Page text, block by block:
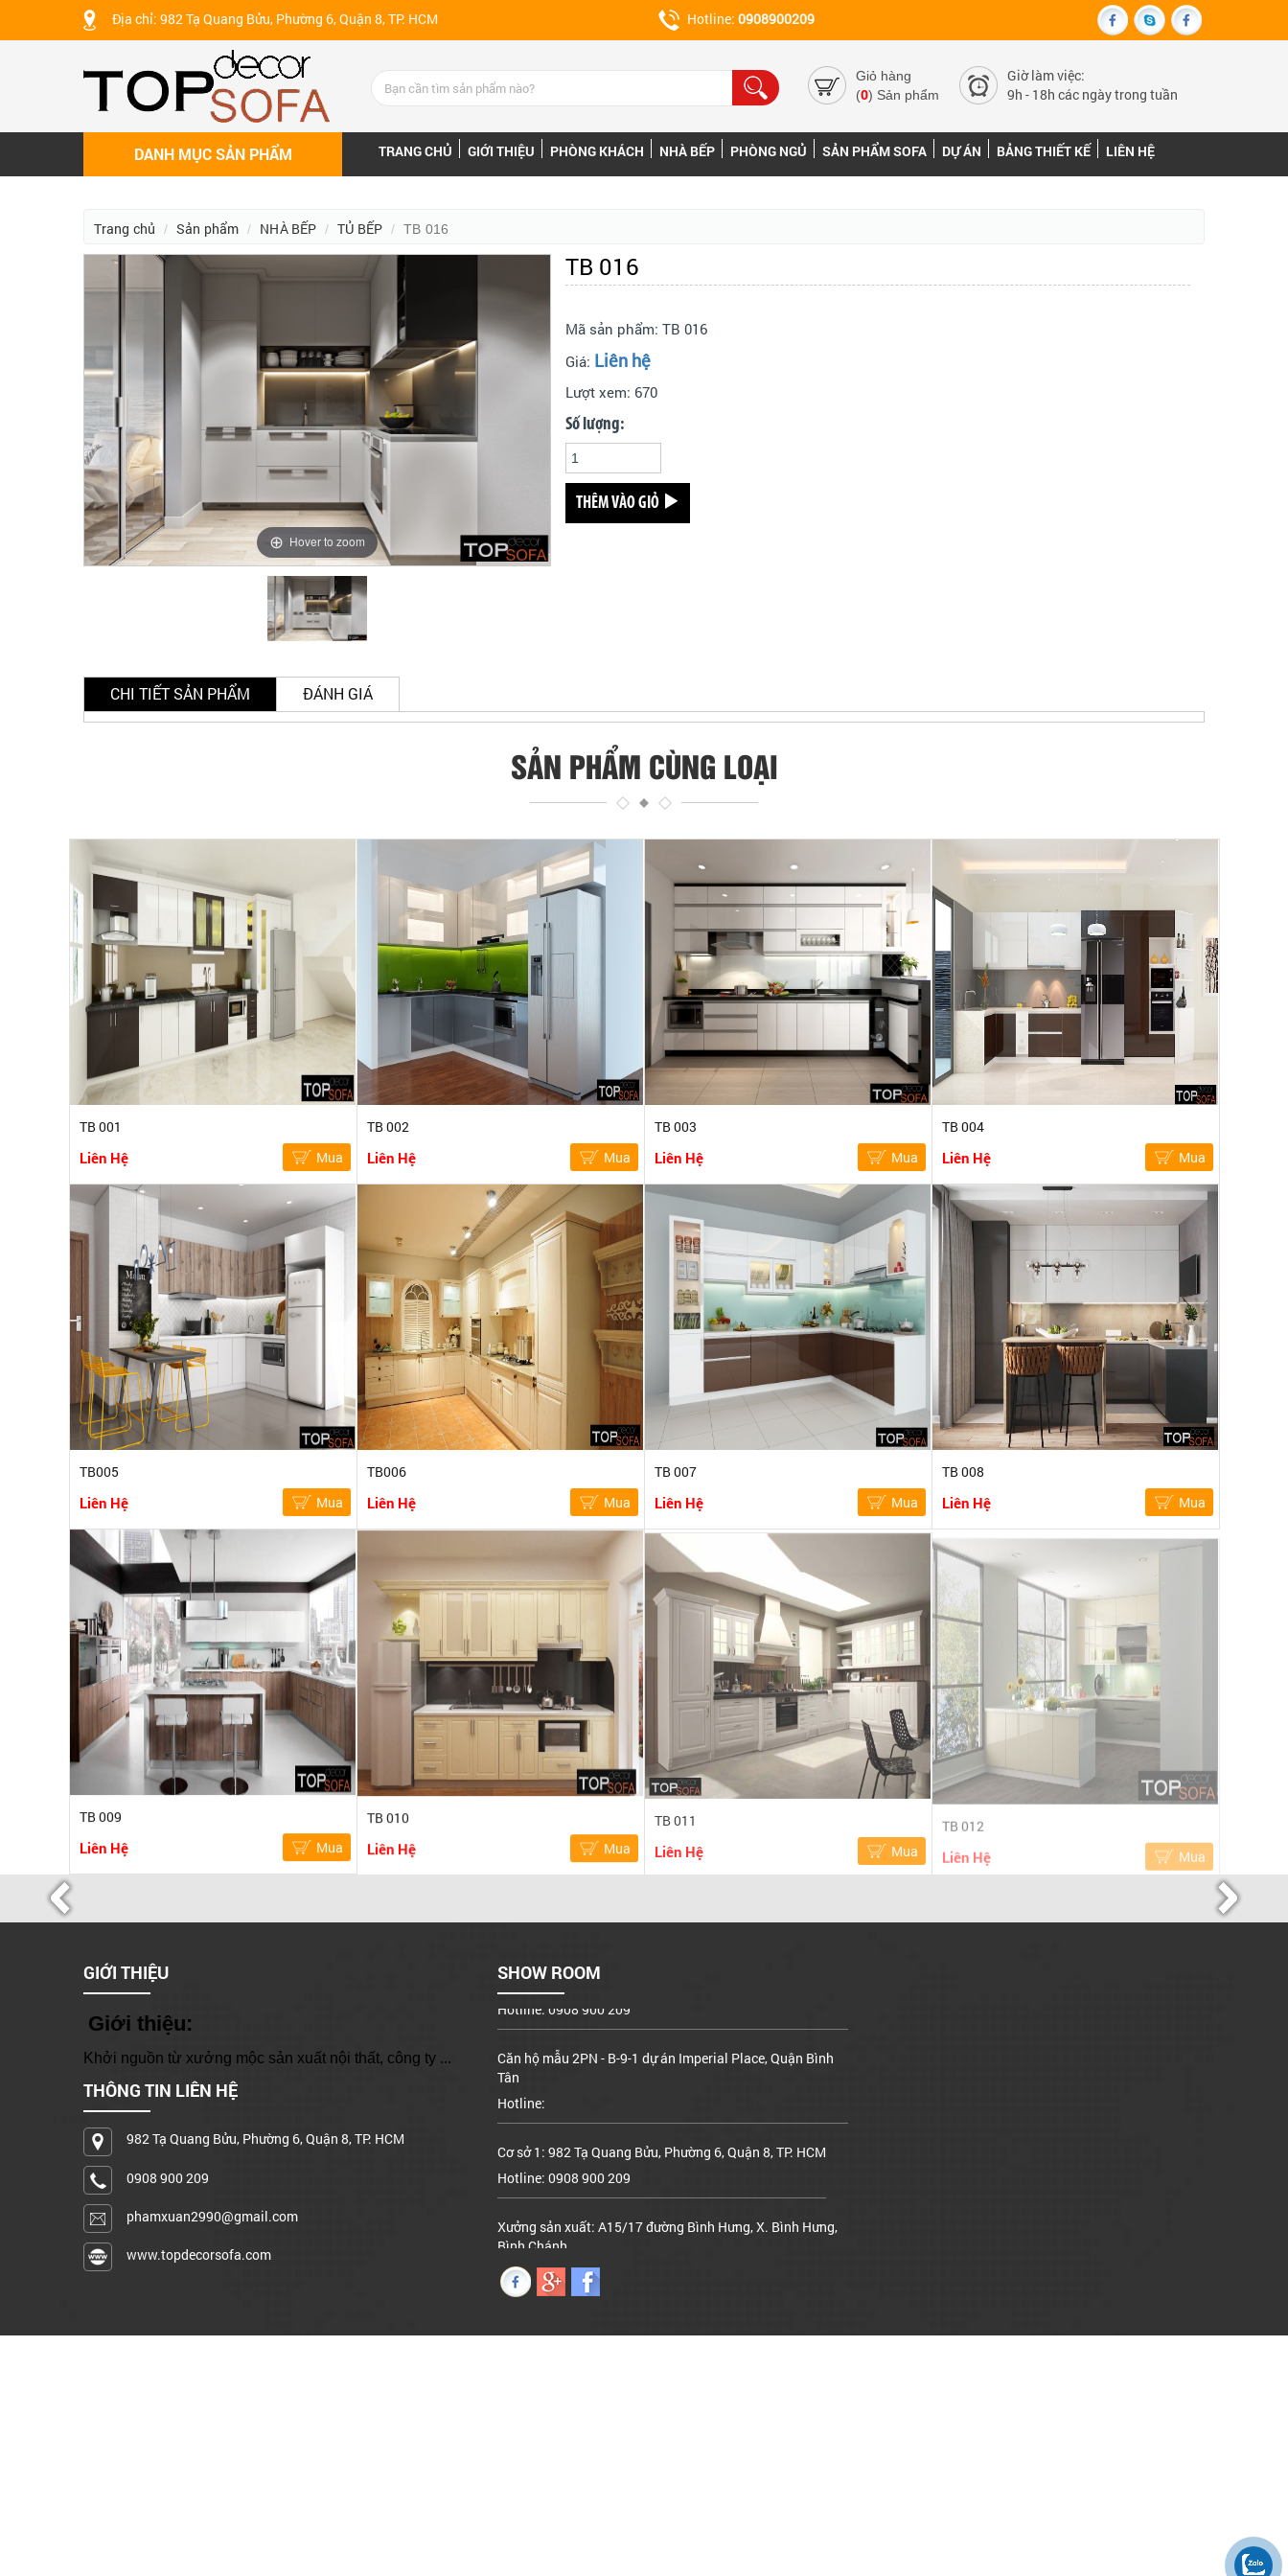
Địa chỉ: 982 Tạ Quang Bửu, Phường 6, Quận 8, TP. HCM Hotline: 0908900209
Giỏ hàng
(0) Sản phẩm
Giờ làm việc:
9h - 18h các ngày trong tuần
DANH MỤC SẢN PHẨM TRANG CHỦ GIỚI THIỆU PHÒNG KHÁCH NHÀ BẾP PHÒNG NGỦ SẢN PHẨM SOFA DỰ ÁN BẢNG THIẾT KẾ LIÊN HỆ
Trang chủ Sản phẩm NHÀ BẾP TỦ BẾP TB 016
Hover to zoom
TB 016
Mã sản phẩm: TB 016
Giá: Liên hệ
Lượt xem: 670
Số lượng:
THÊM VÀO GIỎ
CHI TIẾT SẢN PHẨM ĐÁNH GIÁ
SẢN PHẨM CÙNG LOẠI
TB 001
Liên Hệ Mua
TB 002
Liên Hệ Mua
TB 003
Liên Hệ Mua
TB 004
Liên Hệ Mua
TB005
Liên Hệ Mua
TB006
Liên Hệ Mua
TB 007
Liên Hệ Mua
TB 008
Liên Hệ Mua
TB 009
Liên Hệ Mua
TB 010
Liên Hệ Mua
TB 011
Liên Hệ Mua
TB 012
Liên Hệ Mua
GIỚI THIỆU
Giới thiệu:
Khởi nguồn từ xưởng mộc sản xuất nội thất, công ty ...
THÔNG TIN LIÊN HỆ
982 Tạ Quang Bửu, Phường 6, Quận 8, TP. HCM
0908 900 209
phamxuan2990@gmail.com
www.topdecorsofa.com
SHOW ROOM
Cơ sở 1: 982 Tạ Quang Bửu, Phường 6, Quận 8, TP. HCM
Hotline: 0908 900 209
Căn hộ mẫu 2PN - B-9-1 dự án Imperial Place, Quận Bình
Tân
Hotline:
Cơ sở 1: 982 Tạ Quang Bửu, Phường 6, Quận 8, TP. HCM
Hotline: 0908 900 209
Xưởng sản xuất: A15/17 đường Bình Hưng, X. Bình Hưng,
Bình Chánh
Hotline: 0908 900 209
Căn hộ mẫu 2PN - B-9-1 dự án Imperial Place, Quận Bình
Hotline: